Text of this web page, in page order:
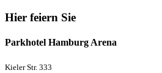
Hier feiern Sie
Parkhotel Hamburg Arena
Kieler Str. 333